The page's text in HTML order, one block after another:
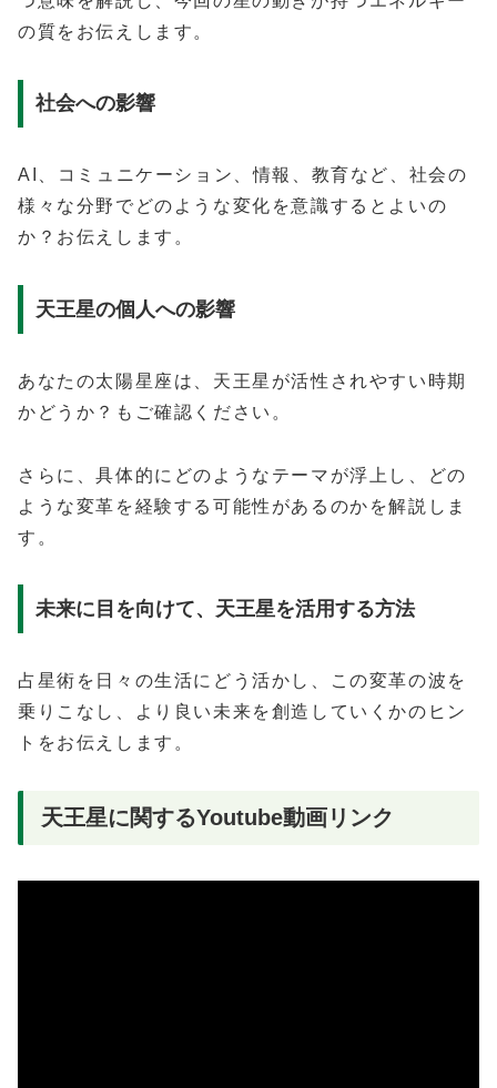
の質をお伝えします。
社会への影響
AI、コミュニケーション、情報、教育など、社会の
様々な分野でどのような変化を意識するとよいの
か？お伝えします。
天王星の個人への影響
あなたの太陽星座は、天王星が活性されやすい時期
かどうか？もご確認ください。
さらに、具体的にどのようなテーマが浮上し、どの
ような変革を経験する可能性があるのかを解説しま
す。
未来に目を向けて、天王星を活用する方法
占星術を日々の生活にどう活かし、この変革の波を
乗りこなし、より良い未来を創造していくかのヒン
トをお伝えします。
天王星に関するYoutube動画リンク